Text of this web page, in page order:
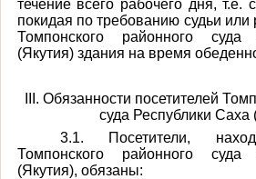
течение всего рабочего дня, т.е.
покидая по требованию судьи или
Томпонского районного
(Якутия) здания на время
III. Обязанности посетителей
суда Республики Саха
3.1. Посетители,
Томпонского районного
(Якутия), обязаны: